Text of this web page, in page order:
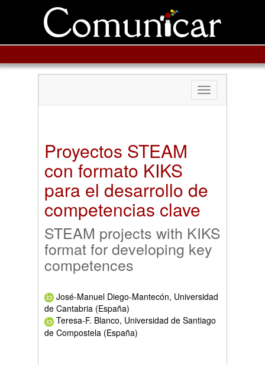
Toggle
navigation
Proyectos STEAM
con formato KIKS
para el desarrollo de
competencias clave
STEAM projects with KIKS
format for developing key
competences
José-Manuel Diego-Mantecón, Universidad
de Cantabria (España)
Teresa-F. Blanco, Universidad de Santiago
de Compostela (España)